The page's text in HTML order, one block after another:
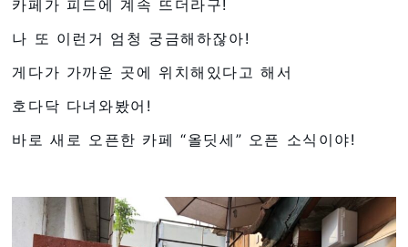
카페가 피드에 계속 뜨더라구!
나 또 이런거 엄청 궁금해하잖아!
게다가 가까운 곳에 위치해있다고 해서
호다닥 다녀와봤어!
바로 새로 오픈한 카페 “올딧세” 오픈 소식이야!